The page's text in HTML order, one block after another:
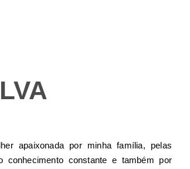
apaixonada por minha família, pelas
conhecimento constante e também por